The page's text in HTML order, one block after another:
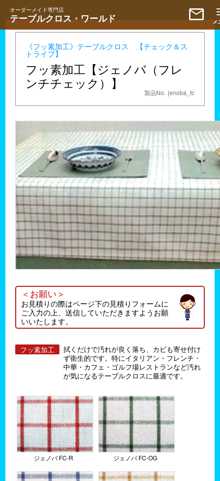
オーダーメイド専門店
テーブルクロス・ワールド mail
《フッ素加工》テーブルクロス 【チェック＆ス
トライプ】
フッ素加工【ジェノバ（フレ
ンチチェック）】
製品No. jenoba_fc
＜お願い＞
お見積りの際はページ下の見積りフォームに
ご入力の上、送信していただきますようお願
いいたします。
フッ素加工
拭くだけで汚れが良く落ち、カビも寄せ付け
ず衛生的です。特にイタリアン・フレンチ・
中華・カフェ・ゴルフ場レストランなど汚れ
が気になるテーブルクロスに最適です。
ジェノバ FC-R ジェノバ FC-OG